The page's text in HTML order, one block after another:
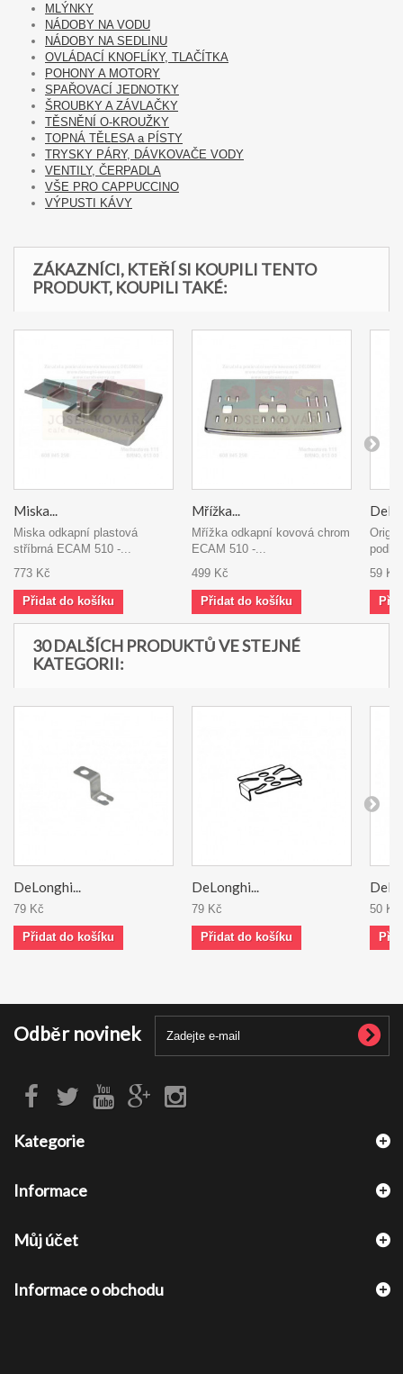
MLÝNKY
NÁDOBY NA VODU
NÁDOBY NA SEDLINU
OVLÁDACÍ KNOFLÍKY, TLAČÍTKA
POHONY A MOTORY
SPAŘOVACÍ JEDNOTKY
ŠROUBKY A ZÁVLAČKY
TĚSNĚNÍ O-KROUŽKY
TOPNÁ TĚLESA a PÍSTY
TRYSKY PÁRY, DÁVKOVAČE VODY
VENTILY, ČERPADLA
VŠE PRO CAPPUCCINO
VÝPUSTI KÁVY
ZÁKAZNÍCI, KTEŘÍ SI KOUPILI TENTO
PRODUKT, KOUPILI TAKÉ:
Miska...
Miska odkapní plastová
stříbrná ECAM 510 -...
773 Kč
Přidat do košíku
Mřížka...
Mřížka odkapní kovová chrom
ECAM 510 -...
499 Kč
Přidat do košíku
59 Kč
30 DALŠÍCH PRODUKTŮ VE STEJNÉ
KATEGORII:
DeLonghi...
79 Kč
Přidat do košíku
DeLonghi...
79 Kč
Přidat do košíku
50 Kč
Odběr novinek
Kategorie
Informace
Můj účet
Informace o obchodu